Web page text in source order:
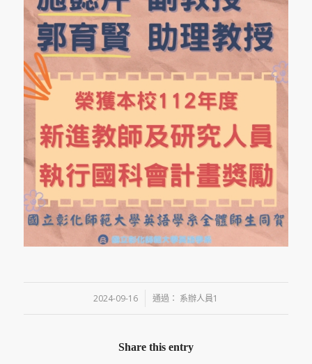
2024-09-16
/ 通過： 系辦人員1
Share this entry